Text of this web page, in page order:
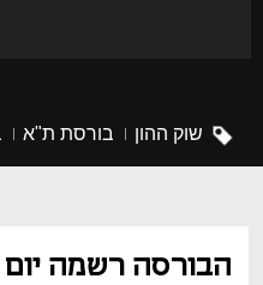
שוק ההון בורסת ת"א